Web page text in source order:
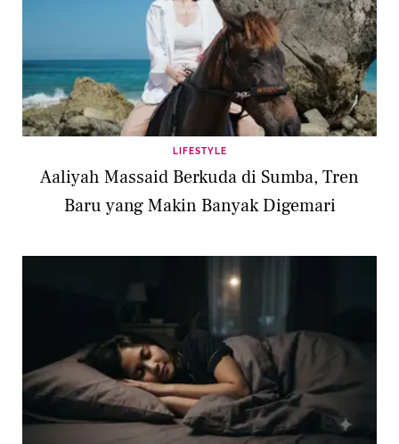
LIFESTYLE
Aaliyah Massaid Berkuda di Sumba, Tren
Baru yang Makin Banyak Digemari